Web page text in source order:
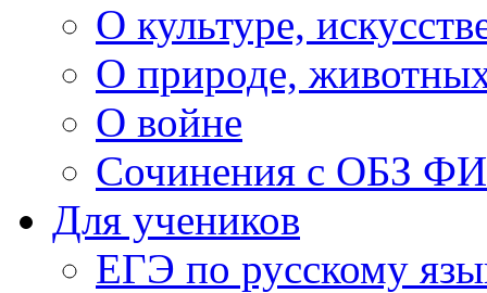
О культуре,
О природе,
О войне
Сочинения с ОБЗ
Для учеников
ЕГЭ по русскому